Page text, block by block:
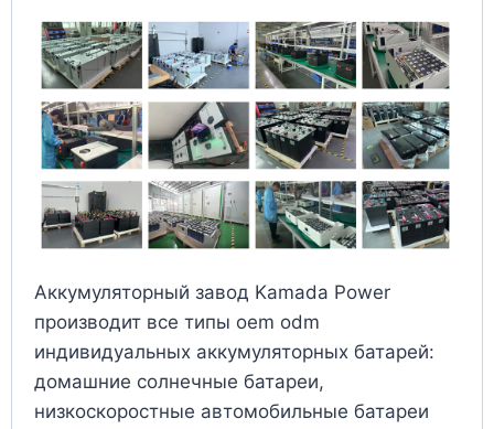
Аккумуляторный завод Kamada Power
производит все типы oem odm
индивидуальных аккумуляторных батарей:
домашние солнечные батареи,
низкоскоростные автомобильные батареи